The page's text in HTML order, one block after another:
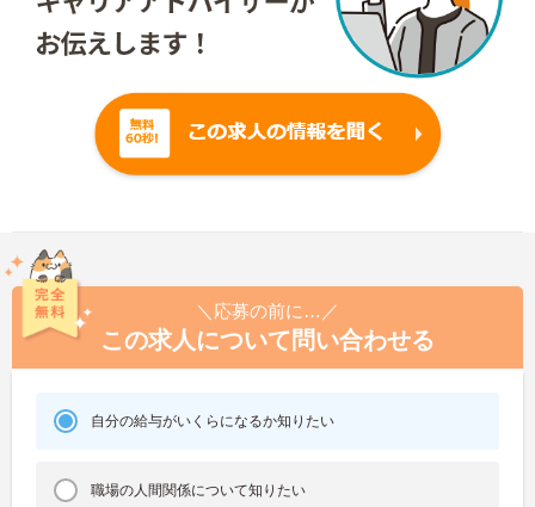
＼応募の前に…／
この求人について問い合わせる
自分の給与がいくらになるか知りたい
職場の人間関係について知りたい